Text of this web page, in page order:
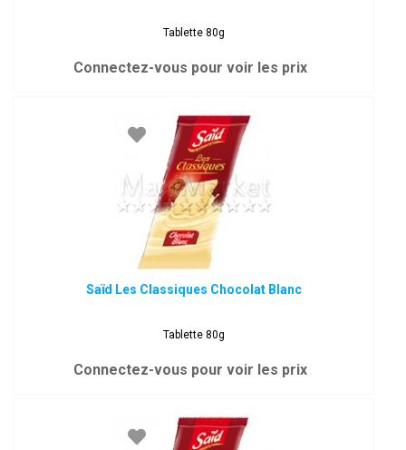
Tablette 80g
Connectez-vous pour voir les prix
Saïd Les Classiques Chocolat Blanc
Tablette 80g
Connectez-vous pour voir les prix